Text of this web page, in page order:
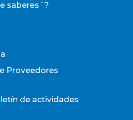
saberes´?
Proveedores
de actividades